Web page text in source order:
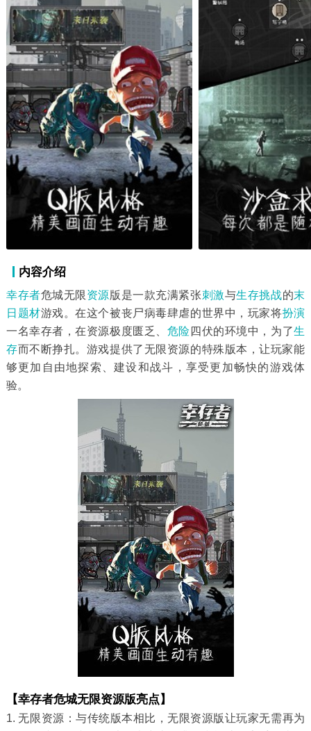
内容介绍
幸存者危城无限资源版是一款充满紧张刺激与生存挑战的末
日题材游戏。在这个被丧尸病毒肆虐的世界中，玩家将扮演
一名幸存者，在资源极度匮乏、 危险 四伏的环境中，为了生
存而不断挣扎。游戏提供了无限资源的特殊版本，让玩家能
够更加自由地探索、建设和战斗，享受更加畅快的游戏体
验。
【幸存者危城无限资源版亮点】
1. 无限资源：与传统版本相比，无限资源版让玩家无需再为